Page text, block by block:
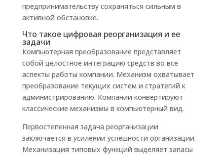
предпринимательству сохраняться сильным в
активной обстановке.
Что такое цифровая реорганизация и ее
задачи
Компьютерная преобразование представляет
собой целостное интеграцию средств во все
аспекты работы компании. Механизм охватывает
преобразование текущих систем и стратегий к
администрированию. Компании конвертируют
классические механизмы в компьютерный вид.
Первостепенная задача реорганизации
заключается в усилении успешности организации.
Механизация типовых функций выделяет запасы